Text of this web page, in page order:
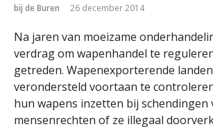
bij de Buren 26 december 2014
Na jaren van moeizame
verdrag om wapenhandel te
getreden. Wapenexporterende
verondersteld voortaan te
hun wapens inzetten bij schendingen
mensenrechten of ze illegaal